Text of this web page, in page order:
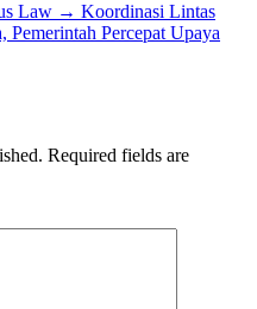
Law → Koordinasi Lintas
Pemerintah Percepat Upaya
Required fields are